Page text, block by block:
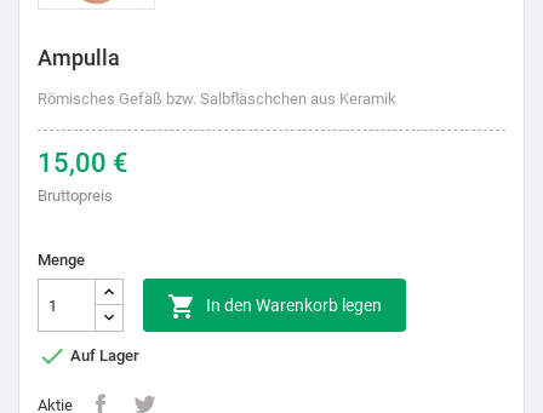
Ampulla
Römisches Gefäß bzw. Salbfläschchen aus Keramik
15,00 €
Bruttopreis
Menge
 In den Warenkorb legen
 Auf Lager
Aktie